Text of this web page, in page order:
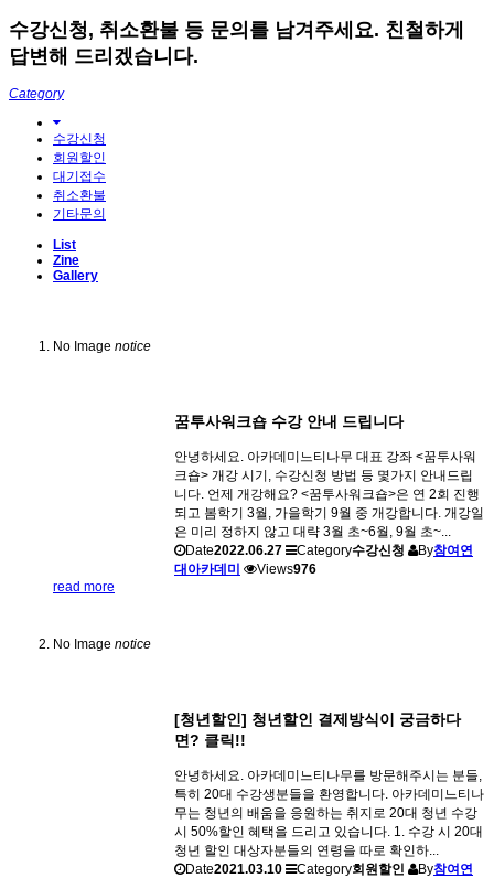
수강신청, 취소환불 등 문의를 남겨주세요. 친철하게
답변해 드리겠습니다.
Category
수강신청
회원할인
대기접수
취소환불
기타문의
List
Zine
Gallery
No Image notice
꿈투사워크숍 수강 안내 드립니다
안녕하세요. 아카데미느티나무 대표 강좌 <꿈투사워
크숍> 개강 시기, 수강신청 방법 등 몇가지 안내드립
니다. 언제 개강해요? <꿈투사워크숍>은 연 2회 진행
되고 봄학기 3월, 가을학기 9월 중 개강합니다. 개강일
은 미리 정하지 않고 대략 3월 초~6월, 9월 초~...
Date2022.06.27 Category수강신청 By참여연
대아카데미
Views976
read more
No Image notice
[청년할인] 청년할인 결제방식이 궁금하다
면? 클릭!!
안녕하세요. 아카데미느티나무를 방문해주시는 분들,
특히 20대 수강생분들을 환영합니다. 아카데미느티나
무는 청년의 배움을 응원하는 취지로 20대 청년 수강
시 50%할인 혜택을 드리고 있습니다. 1. 수강 시 20대
청년 할인 대상자분들의 연령을 따로 확인하...
Date2021.03.10 Category회원할인 By참여연